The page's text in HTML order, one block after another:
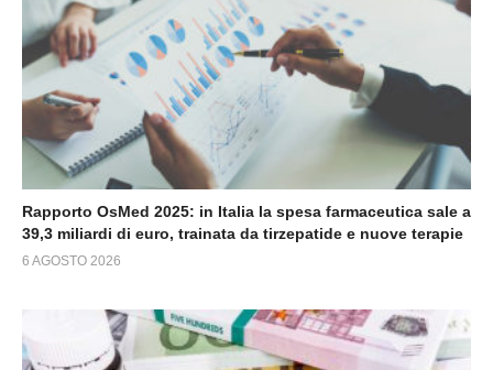
Rapporto OsMed 2025: in Italia la spesa farmaceutica sale a
39,3 miliardi di euro, trainata da tirzepatide e nuove terapie
6 AGOSTO 2026